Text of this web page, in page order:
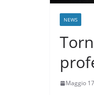
NEWS
Maggio